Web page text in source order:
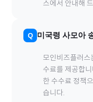
스에서 안내해
미국령 사모아
모인비즈플러스
수료를 제공합
한 수수료 정책
습니다.